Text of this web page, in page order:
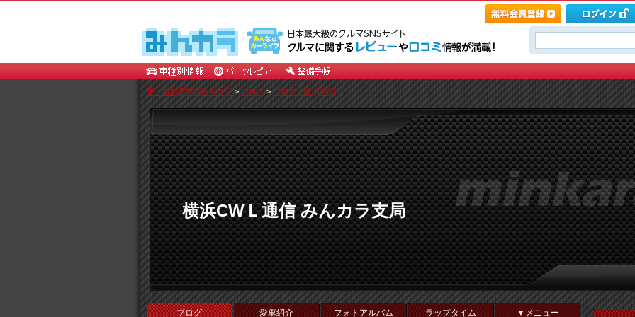
車・自動車SNSみんカラ>ブログ>ブログ一覧 [CWL]
横浜CWＬ通信 みんカラ支局
ブログ 愛車紹介 フォトアルバム ラップタイム ▼メニュー